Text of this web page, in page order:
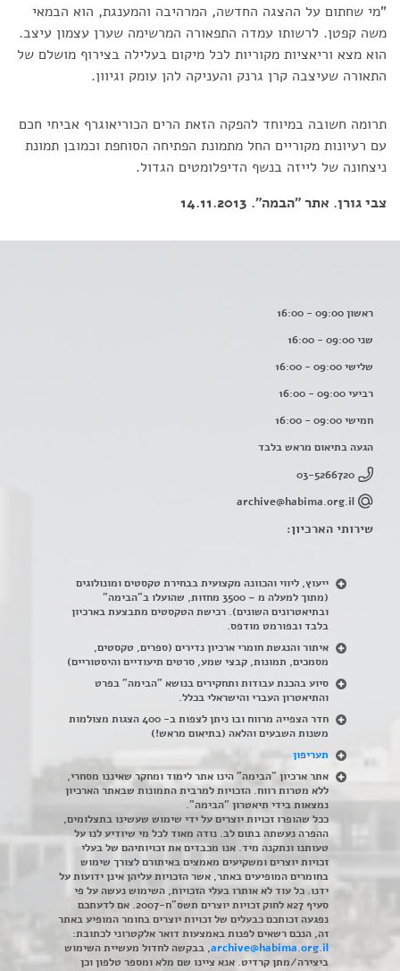
"מי שחתום על ההצגה החדשה, המרהיבה והמענגת, הוא הבמאי
משה קפטן. לרשותו עמדה התפאורה המרשימה שערן עצמון עיצב.
הוא מצא וריאציות מקוריות לכל מיקום בעלילה בצירוף מושלם של
התאורה שעיצבה קרן גרנק והעניקה להן עומק וגיוון.
תרומה חשובה במיוחד להפקה הזאת הרים הכוריאוגרף אביחי חכם
עם רעיונות מקוריים החל מתמונת הפתיחה הסוחפת וכמובן תמונת
ניצחונה של לייזה בנשף הדיפלומטים הגדול.
צבי גורן. אתר "הבמה". 14.11.2013
ראשון 09:00 - 16:00
שני 09:00 - 16:00
שלישי 09:00 - 16:00
רביעי 09:00 - 16:00
חמישי 09:00 - 16:00
הגעה בתיאום מראש בלבד
03-5266720
archive@habima.org.il
שירותי הארכיון:
ייעוץ, ליווי והכוונה מקצועית בבחירת טקסטים ומונולוגים
(מתוך למעלה מ – 3500 מחזות, שהועלו ב"הבימה"
ובתיאטרונים השונים). רכישת הטקסטים מתבצעת בארכיון
בלבד ובפורמט מודפס.
איתור והנגשת חומרי ארכיון נדירים (ספרים, טקסטים,
מסמכים, תמונות, קבצי שמע, סרטים תיעודיים והיסטוריים)
סיוע בהכנת עבודות ותחקירים בנושא "הבימה" בפרט
והתיאטרון העברי והישראלי בכלל.
חדר הצפייה מרווח ובו ניתן לצפות ב- 400 הצגות מצולמות
משנות השבעים והלאה (בתיאום מראש!)
תעריפון
אתר ארכיון "הבימה" הינו אתר לימוד ומחקר שאיננו מסחרי,
ללא מטרות רווח. הזכויות למרבית התמונות שבאתר הארכיון
נמצאות בידי תיאטרון "הבימה".
ככל שהופרו זכויות יוצרים על ידי שימוש שעשינו בתצלומים,
ההפרה נעשתה בתום לב. נודה מאוד לכל מי שיודיע לנו על
טעותנו ונתקנה מיד. אנו מכבדים את זכויותיהם של בעלי
זכויות יוצרים ומשקיעים מאמצים באיתורם לצורך שימוש
בחומרים המופיעים באתר, אשר הזכויות עליהן אינן ידועות על
ידנו. כל עוד לא אותרו בעלי הזכויות, השימוש נעשה על פי
סעיף 27א לחוק זכויות יוצרים תשס"ח-2007. אם לדעתכם
נפגעה זכותכם כבעלים של זכויות יוצרים בחומר המופיע באתר
זה, הנכם רשאים לפנות באמצעות דואר אלקטרוני לכתובת:
archive@habima.org.il, בבקשה לחדול מעשיית השימוש
ביצירה/מתן קרדיט. אנא ציינו שם מלא ומספר טלפון וכן